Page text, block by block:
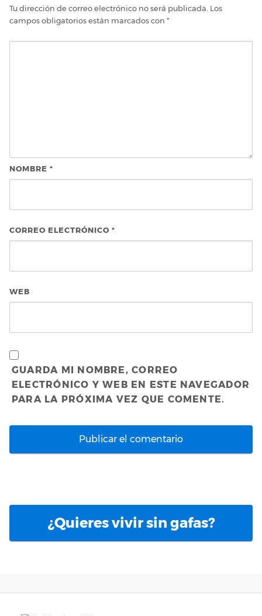
Tu dirección de correo electrónico no será publicada. Los
campos obligatorios están marcados con *
NOMBRE *
CORREO ELECTRÓNICO *
WEB
GUARDA MI NOMBRE, CORREO
ELECTRÓNICO Y WEB EN ESTE NAVEGADOR
PARA LA PRÓXIMA VEZ QUE COMENTE.
¿Quieres vivir sin gafas?